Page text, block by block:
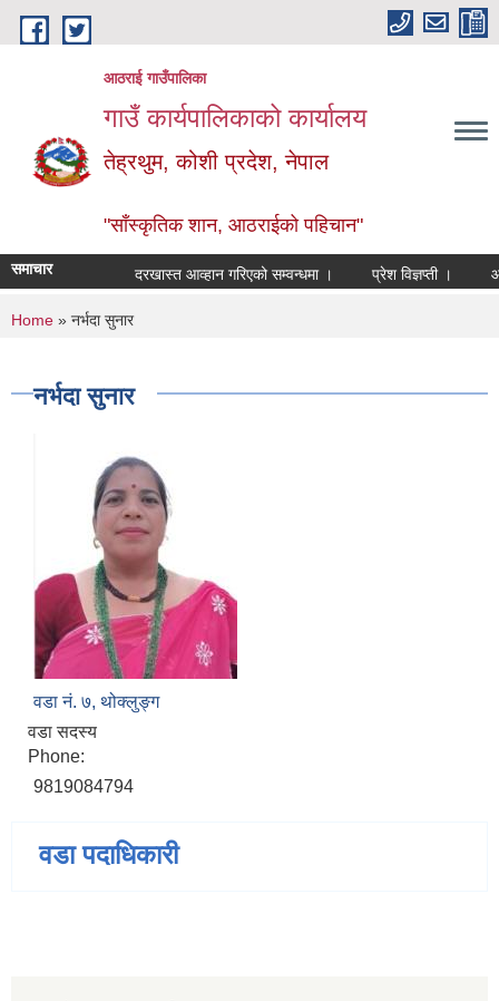
Skip to main content
आठराई गाउँपालिका
गाउँ कार्यपालिकाको कार्यालय
तेह्रथुम, कोशी प्रदेश, नेपाल
"साँस्कृतिक शान, आठराईको पहिचान"
समाचार दरखास्त आव्हान गरिएको सम्वन्धमा । प्रेश विज्ञप्ती ।
You are here
Home » नर्भदा सुनार
नर्भदा सुनार
वडा नं. ७, थोक्लुङ्ग
वडा सदस्य
Phone:
9819084794
वडा पदाधिकारी